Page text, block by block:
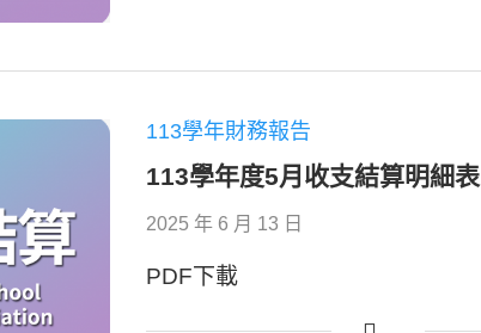
113學年財務報告
113學年度5月收支結算明細表
2025 年 6 月 13 日
PDF下載